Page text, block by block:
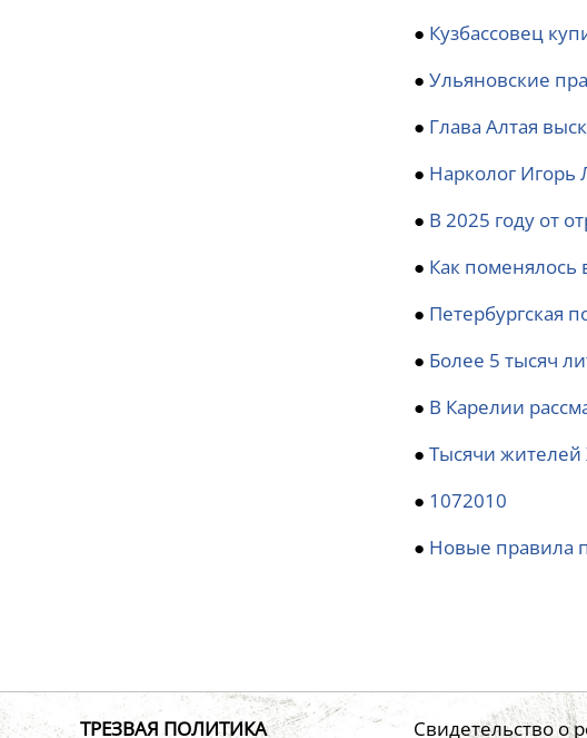
● Кузбассовец
● Ульяновские
● Глава Алтая
● Нарколог Игорь
● В 2025 году от
● Как поменялось
● Петербургская
● Более 5 тысяч
● В Карелии
● Тысячи жителей
● 1072010
● Новые правила
ТРЕЗВАЯ ПОЛИТИКА Свидетельство о